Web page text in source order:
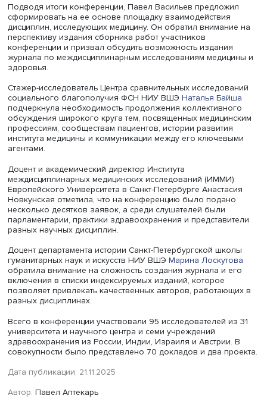
В 1940 г. КМС вырос до 178 промилле из-за
морозов (до -44 градусов) и роста числа заболеваний
дизентерией. После этого власти города приняли
дополнительные меры по очистке города от отходов,
дополнительные койки в роддомах и яслях,
работу молочных кухонь. Благодаря этому, а также
полугодии 1941 г. КМС сократился до 120 промилле.
Ситуация радикально изменилась во время войны:
бомбардировки, эвакуация, топливные и
затруднения, ухудшение медицинского обслуживания
привели к возвращению показателей младенческой
пневмоний и острых кишечных инфекций.
В 1943 году смертность снизилась до уровня 1939 г.
благодаря возобновлению производства
препаратов, прерванного с началом войны, комплексу
противоэпидемических мер и организации
молока, а также возвращению части врачей из
Снижение продолжилось до 1946 г., но в 1947 г.
ухудшилась из-за голода и появления бактерий
устойчивых к сульфаниламидам.
почти вдвое, по темпам снижения существенно
европейские столицы.
На секциях, посвященных прикладным исследованиям
сфере медицины, обсуждались результаты изучения
организационной среды медучреждений и
медицинских кадров в крупных регионах России.